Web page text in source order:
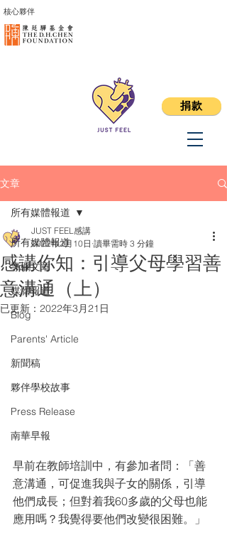
捐款
核心夥伴
文章
所有媒體報道
專欄文章
媒體報道
Blog
Parents' Article
新聞稿
夥伴學校故事
Press Release
南華早報
所有媒體報道
感講你知：引導父母學習善
意溝通（上）
JUST FEEL感講
2022年2月10日 讀畢需時 3 分鐘
已更新： 2022年3月21日
早前在教師培訓中，有參加者問：「善
意溝通，可促進我與子女的關係，引導
他們成長；但對着我60多歲的父母也能
應用嗎？我覺得要他們改變很困難。」